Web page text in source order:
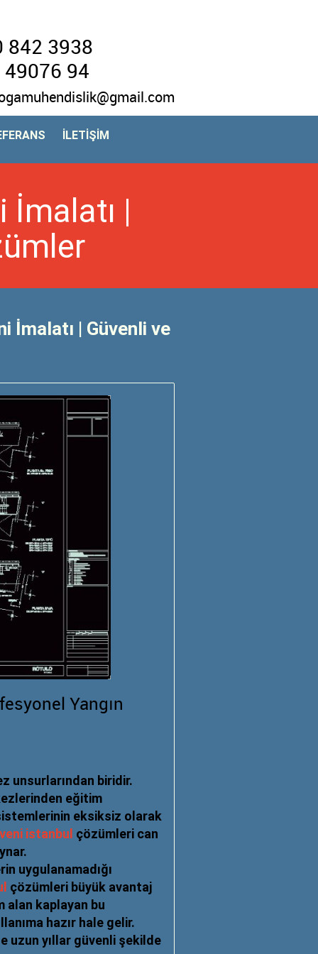
842 3938
49076 94
İLETİŞİM
İmalatı |
İmalatı | Güvenli ve
Yangın
unsurlarından biridir.
eğitim
eksiksiz olarak
istanbul çözümleri can
uygulanamadığı
çözümleri büyük avantaj
alan kaplayan bu
hazır hale gelir.
uzun yıllar güvenli şekilde